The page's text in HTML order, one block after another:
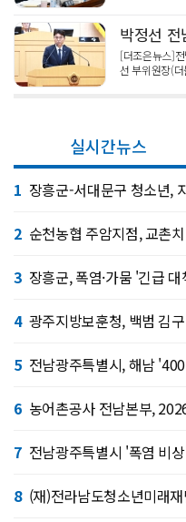
[더조은뉴스]
선 부위원장(
실시간뉴스
1 장흥군-서대문구 청소년,
2 순천농협 주암지점, 교촌
3 장흥군, 폭염·가뭄 '긴급
4 광주지방보훈청, 백범 김
5 전남광주특별시, 해남
6 농어촌공사 전남본부,
7 전남광주특별시 '폭염 비상',
8 (재)전라남도청소년미래재단, 아